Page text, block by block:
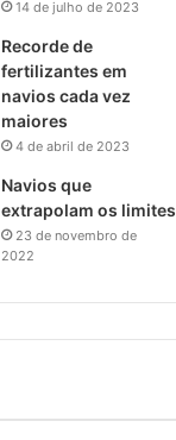
14 de julho de 2023
Recorde de
fertilizantes em
navios cada vez
maiores
4 de abril de 2023
Navios que
extrapolam os limites
23 de novembro de
2022